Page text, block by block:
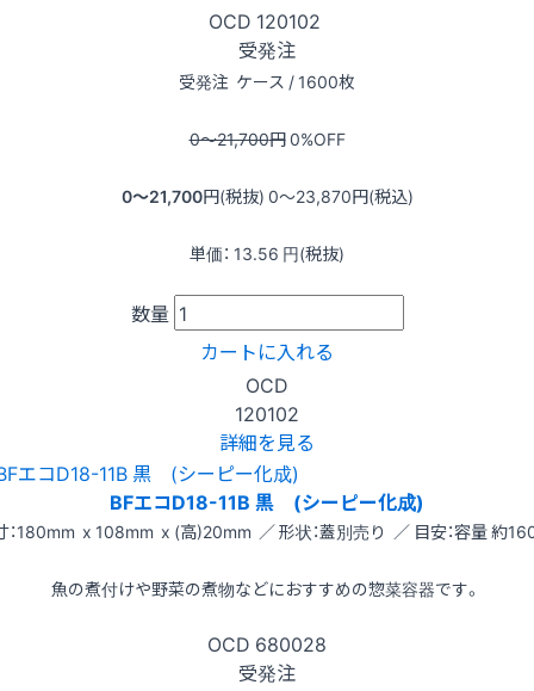
OCD 120102
受発注
受発注 ケース / 1600枚
0〜21,700円0%OFF
0〜21,700円(税抜) 0〜23,870円(税込)
単価： 13.56 円(税抜)
数量
カートに入れる
OCD
120102
詳細を見る
BFエコD18-11B 黒 (シーピー化成)
：180mm x 108mm x (高)20mm ／ 形状：蓋別売り ／ 目安：容量 約
魚の煮付けや野菜の煮物などにおすすめの惣菜容器です。
OCD 680028
受発注